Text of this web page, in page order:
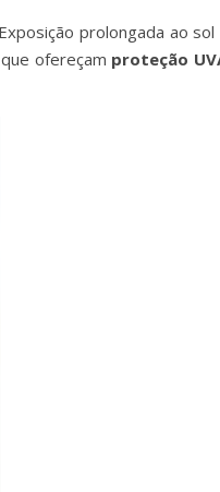
prolongada ao
ofereçam proteção